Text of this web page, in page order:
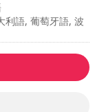
Europe by
and its
are the
利語, 葡萄牙語, 波